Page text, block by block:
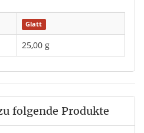
Glatt
25,00 g
folgende Produkte